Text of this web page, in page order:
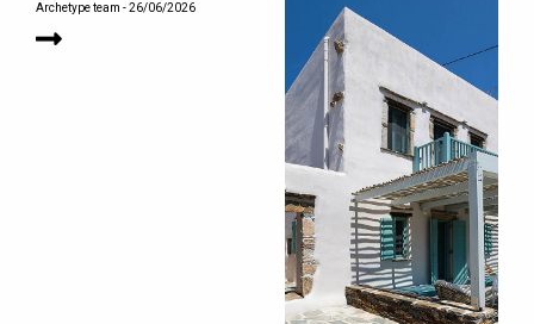
Archetype team - 26/06/2026